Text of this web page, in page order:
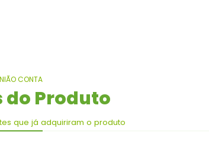
CONTA
Produto
que já adquiriram o produto